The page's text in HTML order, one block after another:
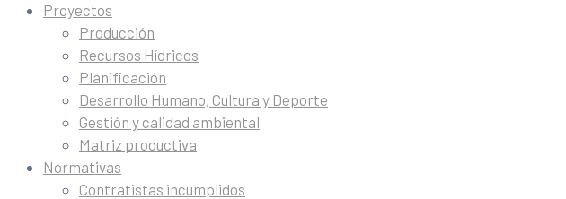
Proyectos
Producción
Recursos Hídricos
Planificación
Desarrollo Humano, Cultura y Deporte
Gestión y calidad ambiental
Matriz productiva
Normativas
Contratistas incumplidos